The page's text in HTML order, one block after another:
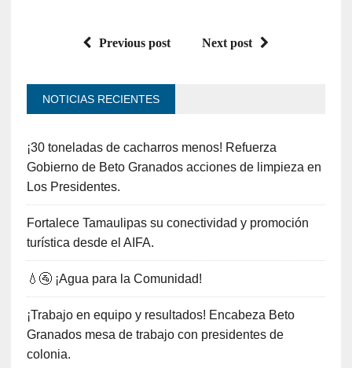
Previous post Next post
NOTICIAS RECIENTES
¡30 toneladas de cacharros menos! Refuerza
Gobierno de Beto Granados acciones de limpieza en
Los Presidentes.
Fortalece Tamaulipas su conectividad y promoción
turística desde el AIFA.
💧🚰 ¡Agua para la Comunidad!
¡Trabajo en equipo y resultados! Encabeza Beto
Granados mesa de trabajo con presidentes de
colonia.